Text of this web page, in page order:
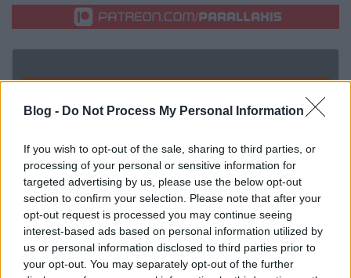
Blog - Do Not Process My Personal Information
If you wish to opt-out of the sale, sharing to third parties, or
processing of your personal or sensitive information for
targeted advertising by us, please use the below opt-out
section to confirm your selection. Please note that after your
opt-out request is processed you may continue seeing
interest-based ads based on personal information utilized by
us or personal information disclosed to third parties prior to
your opt-out. You may separately opt-out of the further
Kattints a címekre!
Tom Dissevelt és Kid Baltan - Song of the Second
Moon (Delta) 1957
Tangerine Dream - Choronzon (Panoráma) 1981